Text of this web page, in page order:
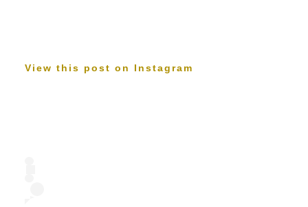
View this post on Instagram